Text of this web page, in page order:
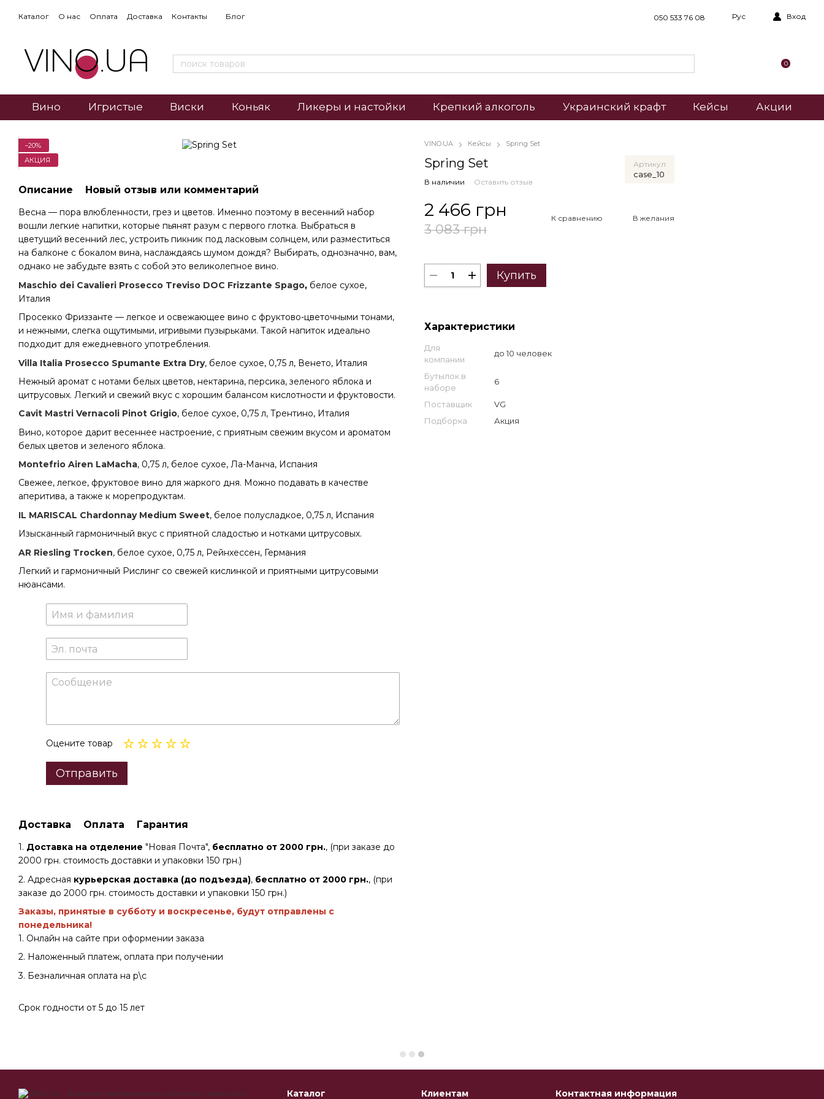
Каталог О нас Оплата Доставка Контакты Блог 050 533 76 08 Рус Вход
0
Вино Игристые Виски Коньяк Ликеры и настойки Крепкий алкоголь Украинский крафт Кейсы Акции
−20%
АКЦИЯ
Описание Новый отзыв или комментарий
Весна — пора влюбленности, грез и цветов. Именно поэтому в весенний набор
вошли легкие напитки, которые пьянят разум с первого глотка. Выбраться в
цветущий весенний лес, устроить пикник под ласковым солнцем, или разместиться
на балконе с бокалом вина, наслаждаясь шумом дождя? Выбирать, однозначно, вам,
однако не забудьте взять с собой это великолепное вино.
Maschio dei Cavalieri Prosecco Treviso DOC Frizzante Spago, белое сухое,
Италия
Просекко Фриззанте — легкое и освежающее вино с фруктово-цветочными тонами,
и нежными, слегка ощутимыми, игривыми пузырьками. Такой напиток идеально
подходит для ежедневного употребления.
Villa Italia Prosecco Spumante Extra Dry, белое сухое, 0,75 л, Венето, Италия
Нежный аромат с нотами белых цветов, нектарина, персика, зеленого яблока и
цитрусовых. Легкий и свежий вкус с хорошим балансом кислотности и фруктовости.
Cavit Mastri Vernacoli Pinot Grigio, белое сухое, 0,75 л, Трентино, Италия
Вино, которое дарит весеннее настроение, с приятным свежим вкусом и ароматом
белых цветов и зеленого яблока.
Montefrio Airen LaMacha, 0,75 л, белое сухое, Ла-Манча, Испания
Свежее, легкое, фруктовое вино для жаркого дня. Можно подавать в качестве
аперитива, а также к морепродуктам.
IL MARISCAL Chardonnay Medium Sweet, белое полусладкое, 0,75 л, Испания
Изысканный гармоничный вкус с приятной сладостью и нотками цитрусовых.
AR Riesling Trocken, белое сухое, 0,75 л, Рейнхессен, Германия
Легкий и гармоничный Рислинг со свежей кислинкой и приятными цитрусовыми
нюансами.
Оцените товар
Отправить
Доставка Оплата Гарантия
1. Доставка на отделение "Новая Почта", бесплатно от 2000 грн., (при заказе до
2000 грн. стоимость доставки и упаковки 150 грн.)
2. Адресная курьерская доставка (до подъезда), бесплатно от 2000 грн., (при
заказе до 2000 грн. стоимость доставки и упаковки 150 грн.)
Заказы, принятые в субботу и воскресенье, будут отправлены с
понедельника!
1. Онлайн на сайте при оформении заказа
2. Наложенный платеж, оплата при получении
3. Безналичная оплата на р\с
Срок годности от 5 до 15 лет
VINO.UA Кейсы Spring Set
Spring Set Артикул
case_10
В наличии Оставить отзыв
2 466 грн
3 083 грн
К сравнению В желания
Купить
Характеристики
Для
компании
до 10 человек
Бутылок в
наборе
6
Поставщик
VG
Подборка
Акция
Каталог Клиентам Контактная информация